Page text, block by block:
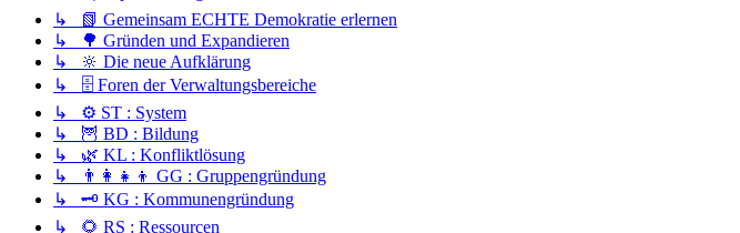
↳ 📗 Gemeinsam ECHTE Demokratie erlernen
↳ 🌳 Gründen und Expandieren
↳ 🔆 Die neue Aufklärung
↳ 🗄️ Foren der Verwaltungsbereiche
↳ ⚙️ ST : System
↳ 🦉 BD : Bildung
↳ 🌿 KL : Konfliktlösung
↳ 👨‍👩‍👧‍👦 GG : Gruppengründung
↳ 🗝️ KG : Kommunengründung
↳ 🌻 RS : Ressourcen